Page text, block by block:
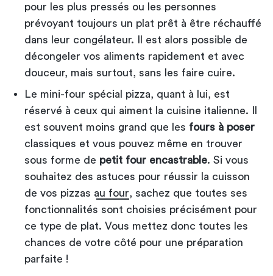
pour les plus pressés ou les personnes
prévoyant toujours un plat prêt à être réchauffé
dans leur congélateur. Il est alors possible de
décongeler vos aliments rapidement et avec
douceur, mais surtout, sans les faire cuire.
Le mini-four spécial pizza, quant à lui, est
réservé à ceux qui aiment la cuisine italienne. Il
est souvent moins grand que les fours à poser
classiques et vous pouvez même en trouver
sous forme de petit four encastrable. Si vous
souhaitez des astuces pour réussir la cuisson
de vos pizzas au four , sachez que toutes ses
fonctionnalités sont choisies précisément pour
ce type de plat. Vous mettez donc toutes les
chances de votre côté pour une préparation
parfaite !